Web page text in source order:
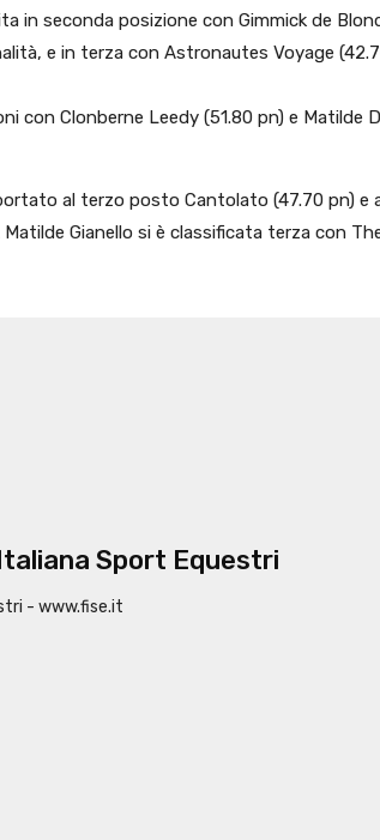
in seconda posizione con Gimmick de
e in terza con Astronautes Voyage
con Clonberne Leedy (51.80 pn) e Matilde
al terzo posto Cantolato (47.70 pn) e
Gianello si è classificata terza con
Sport Equestri
- www.fise.it